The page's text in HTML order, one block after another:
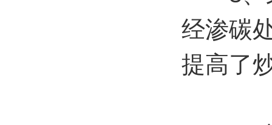
经渗碳
提高了